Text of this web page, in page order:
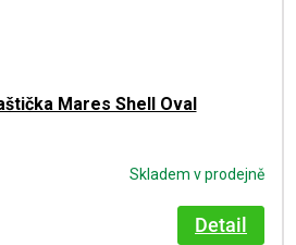
Mares Shell Oval
Skladem v prodejně
Detail